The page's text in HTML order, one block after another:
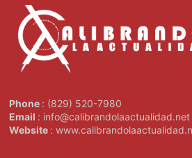
Phone : (829) 520-7980
Email : info@calibrandolaactualidad.net
Website :